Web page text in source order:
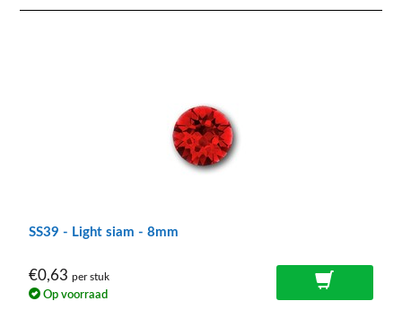
SS39 - Light siam - 8mm
€0,63 per stuk
Op voorraad